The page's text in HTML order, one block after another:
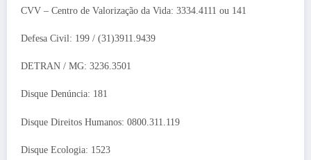
CVV – Centro de Valorização da Vida: 3334.4111 ou 141
Defesa Civil: 199 / (31)3911.9439
DETRAN / MG: 3236.3501
Disque Denúncia: 181
Disque Direitos Humanos: 0800.311.119
Disque Ecologia: 1523